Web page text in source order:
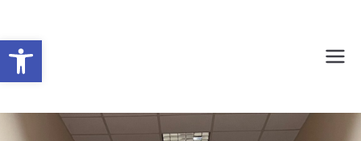
Otwórz pasek narzędzi
Młodzieży Nr 1 w